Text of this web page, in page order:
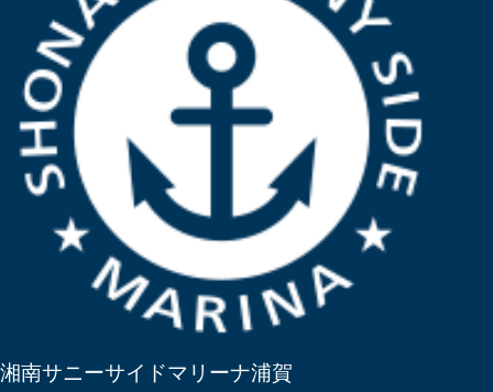
湘南サニーサイドマリーナ浦賀